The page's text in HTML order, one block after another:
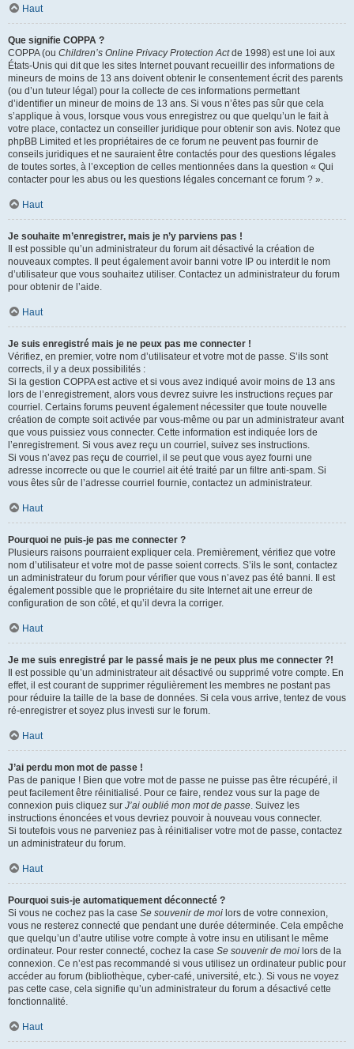
Haut
Que signifie COPPA ?
COPPA (ou Children’s Online Privacy Protection Actde 1998) est une loi aux
États-Unis qui dit que les sites Internet pouvant recueillir des informations de
mineurs de moins de 13 ans doivent obtenir le consentement écrit des parents
(ou d’un tuteur légal) pour la collecte de ces informations permettant
d’identifier un mineur de moins de 13 ans. Si vous n’êtes pas sûr que cela
s’applique à vous, lorsque vous vous enregistrez ou que quelqu’un le fait à
votre place, contactez un conseiller juridique pour obtenir son avis. Notez que
phpBB Limited et les propriétaires de ce forum ne peuvent pas fournir de
conseils juridiques et ne sauraient être contactés pour des questions légales
de toutes sortes, à l’exception de celles mentionnées dans la question « Qui
contacter pour les abus ou les questions légales concernant ce forum ? ».
Haut
Je souhaite m’enregistrer, mais je n’y parviens pas !
Il est possible qu’un administrateur du forum ait désactivé la création de
nouveaux comptes. Il peut également avoir banni votre IP ou interdit le nom
d’utilisateur que vous souhaitez utiliser. Contactez un administrateur du forum
pour obtenir de l’aide.
Haut
Je suis enregistré mais je ne peux pas me connecter !
Vérifiez, en premier, votre nom d’utilisateur et votre mot de passe. S’ils sont
corrects, il y a deux possibilités :
Si la gestion COPPA est active et si vous avez indiqué avoir moins de 13 ans
lors de l’enregistrement, alors vous devrez suivre les instructions reçues par
courriel. Certains forums peuvent également nécessiter que toute nouvelle
création de compte soit activée par vous-même ou par un administrateur avant
que vous puissiez vous connecter. Cette information est indiquée lors de
l’enregistrement. Si vous avez reçu un courriel, suivez ses instructions.
Si vous n’avez pas reçu de courriel, il se peut que vous ayez fourni une
adresse incorrecte ou que le courriel ait été traité par un filtre anti-spam. Si
vous êtes sûr de l’adresse courriel fournie, contactez un administrateur.
Haut
Pourquoi ne puis-je pas me connecter ?
Plusieurs raisons pourraient expliquer cela. Premièrement, vérifiez que votre
nom d’utilisateur et votre mot de passe soient corrects. S’ils le sont, contactez
un administrateur du forum pour vérifier que vous n’avez pas été banni. Il est
également possible que le propriétaire du site Internet ait une erreur de
configuration de son côté, et qu’il devra la corriger.
Haut
Je me suis enregistré par le passé mais je ne peux plus me connecter ?!
Il est possible qu’un administrateur ait désactivé ou supprimé votre compte. En
effet, il est courant de supprimer régulièrement les membres ne postant pas
pour réduire la taille de la base de données. Si cela vous arrive, tentez de vous
ré-enregistrer et soyez plus investi sur le forum.
Haut
J’ai perdu mon mot de passe !
Pas de panique ! Bien que votre mot de passe ne puisse pas être récupéré, il
peut facilement être réinitialisé. Pour ce faire, rendez vous sur la page de
connexion puis cliquez sur J’ai oublié mon mot de passe. Suivez les
instructions énoncées et vous devriez pouvoir à nouveau vous connecter.
Si toutefois vous ne parveniez pas à réinitialiser votre mot de passe, contactez
un administrateur du forum.
Haut
Pourquoi suis-je automatiquement déconnecté ?
Si vous ne cochez pas la case Se souvenir de moi lors de votre connexion,
vous ne resterez connecté que pendant une durée déterminée. Cela empêche
que quelqu’un d’autre utilise votre compte à votre insu en utilisant le même
ordinateur. Pour rester connecté, cochez la case Se souvenir de moi lors de la
connexion. Ce n’est pas recommandé si vous utilisez un ordinateur public pour
accéder au forum (bibliothèque, cyber-café, université, etc.). Si vous ne voyez
pas cette case, cela signifie qu’un administrateur du forum a désactivé cette
fonctionnalité.
Haut